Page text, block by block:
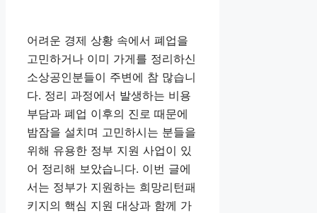
어려운 경제 상황 속에서 폐업을
고민하거나 이미 가게를 정리하신
소상공인분들이 주변에 참 많습니
다. 정리 과정에서 발생하는 비용
부담과 폐업 이후의 진로 때문에
밤잠을 설치며 고민하시는 분들을
위해 유용한 정부 지원 사업이 있
어 정리해 보았습니다. 이번 글에
서는 정부가 지원하는 희망리턴패
키지의 핵심 지원 대상과 함께 가